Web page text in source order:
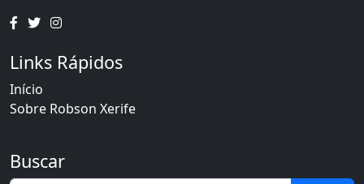
Links Rápidos
Início
Sobre Robson Xerife
Buscar